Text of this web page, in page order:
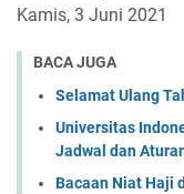
Kamis, 3 Juni 2021
BACA JUGA
Selamat Ulang
Universitas
Jadwal dan
Bacaan Niat Haji